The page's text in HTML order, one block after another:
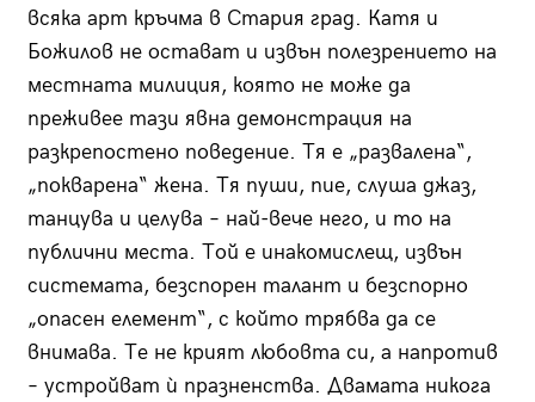
всяка арт кръчма в Стария град. Катя и
Божилов не остават и извън полезрението на
местната милиция, която не може да
преживее тази явна демонстрация на
разкрепостено поведение. Тя е „развалена“,
„покварена“ жена. Тя пуши, пие, слуша джаз,
танцува и целува – най-вече него, и то на
публични места. Той е инакомислещ, извън
системата, безспорен талант и безспорно
„опасен елемент“, с който трябва да се
внимава. Те не крият любовта си, а напротив
– устройват ù празненства. Двамата никога